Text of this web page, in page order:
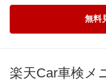
無料
楽天Car車検メ